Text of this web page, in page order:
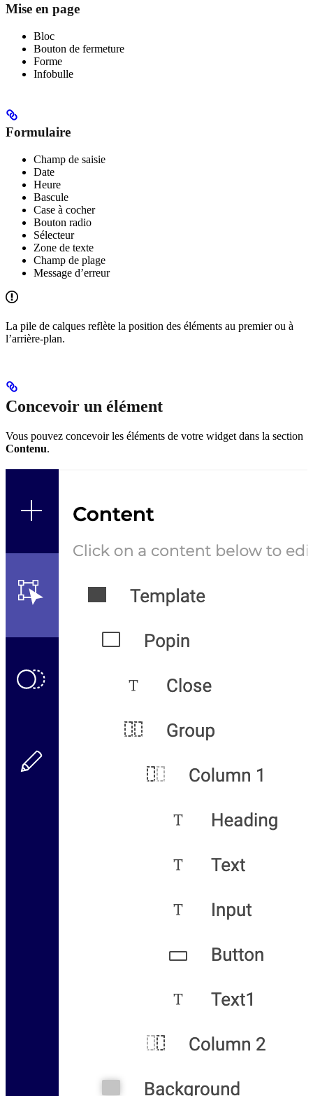
Mise en page
Bloc
Bouton de fermeture
Forme
Infobulle
Formulaire
Champ de saisie
Date
Heure
Bascule
Case à cocher
Bouton radio
Sélecteur
Zone de texte
Champ de plage
Message d’erreur
La pile de calques reflète la position des éléments au premier ou à
l’arrière-plan.
Concevoir un élément
Vous pouvez concevoir les éléments de votre widget dans la section
Contenu.